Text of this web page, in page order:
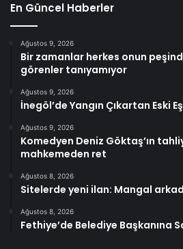
En Güncel Haberler
Ağustos 9, 2026
Bir zamanlar herkes onun
görenler tanıyamıyor
Ağustos 9, 2026
İnegöl’de Yangın Çıkartan Eski
Ağustos 9, 2026
Komedyen Deniz Göktaş’ın
mahkemeden ret
Ağustos 8, 2026
Sitelerde yeni ilan: Mangal
Ağustos 8, 2026
Fethiye’de Belediye Başkanına